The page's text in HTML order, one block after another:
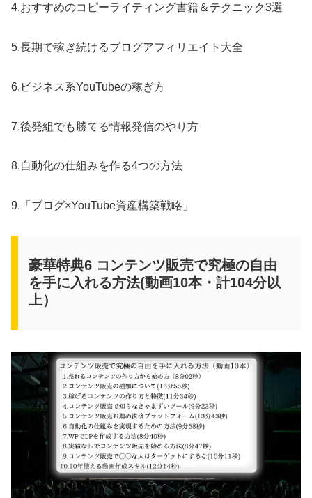
4.おすすめのコピーライティング書籍＆テクニック3選
5.長期で稼ぎ続けるブログアフィリエイト大全
6.ビジネス系YouTubeの稼ぎ方
7.後発組でも勝てる情報発信のやり方
8.自動化の仕組みを作る4つの方法
9.「ブログ×YouTube資産構築戦略」
豪華特典6 コンテンツ販売で究極の自由
を手に入れる方法(動画10本・計104分以
上）